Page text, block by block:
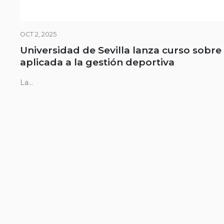
OCT 2, 2025
Universidad de Sevilla lanza curso sobre
aplicada a la gestión deportiva
La...